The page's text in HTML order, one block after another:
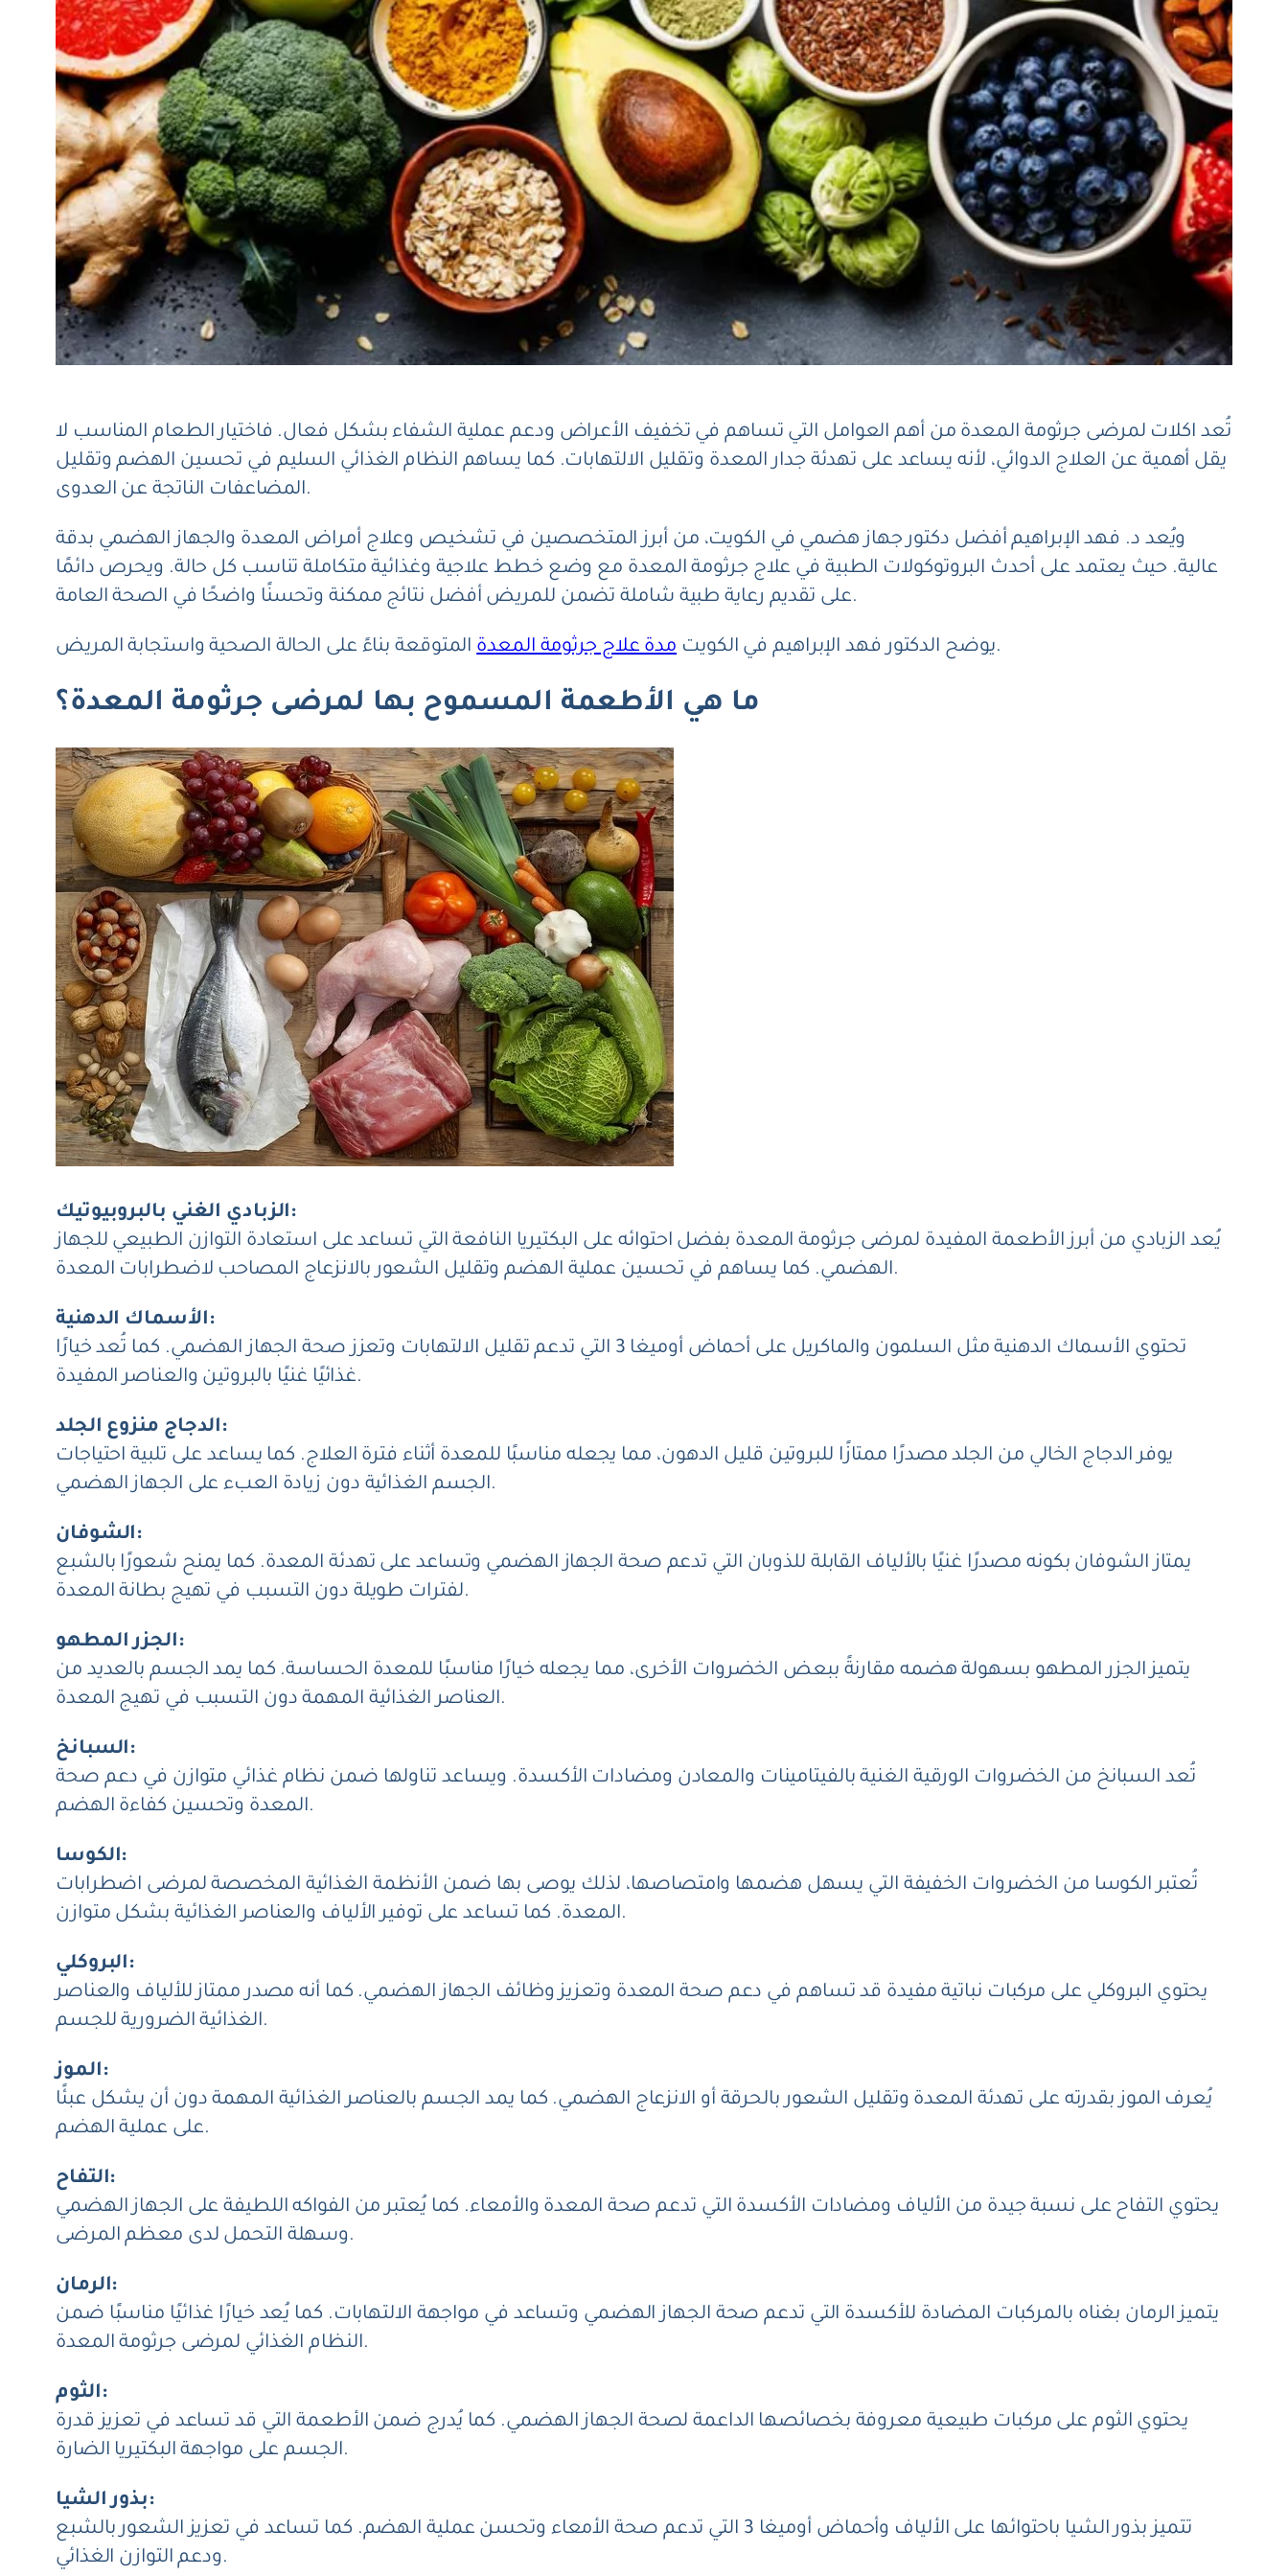
تُعد اكلات لمرضى جرثومة المعدة​ من أهم العوامل التي تساهم في تخفيف الأعراض ودعم عملية الشفاء بشكل فعال. فاختيار الطعام المناسب لا
يقل أهمية عن العلاج الدوائي، لأنه يساعد على تهدئة جدار المعدة وتقليل الالتهابات. كما يساهم النظام الغذائي السليم في تحسين الهضم وتقليل
المضاعفات الناتجة عن العدوى.
ويُعد د. فهد الإبراهيم أفضل دكتور جهاز هضمي في الكويت، من أبرز المتخصصين في تشخيص وعلاج أمراض المعدة والجهاز الهضمي بدقة
عالية. حيث يعتمد على أحدث البروتوكولات الطبية في علاج جرثومة المعدة مع وضع خطط علاجية وغذائية متكاملة تناسب كل حالة. ويحرص دائمًا
على تقديم رعاية طبية شاملة تضمن للمريض أفضل نتائج ممكنة وتحسنًا واضحًا في الصحة العامة.
يوضح الدكتور فهد الإبراهيم في الكويتمدة علاج جرثومة المعدة المتوقعة بناءً على الحالة الصحية واستجابة المريض.
ما هي الأطعمة المسموح بها لمرضى جرثومة المعدة؟
الزبادي الغني بالبروبيوتيك:
يُعد الزبادي من أبرز الأطعمة المفيدة لمرضى جرثومة المعدة بفضل احتوائه على البكتيريا النافعة التي تساعد على استعادة التوازن الطبيعي للجهاز
الهضمي. كما يساهم في تحسين عملية الهضم وتقليل الشعور بالانزعاج المصاحب لاضطرابات المعدة.
الأسماك الدهنية:
تحتوي الأسماك الدهنية مثل السلمون والماكريل على أحماض أوميغا 3 التي تدعم تقليل الالتهابات وتعزز صحة الجهاز الهضمي. كما تُعد خيارًا
غذائيًا غنيًا بالبروتين والعناصر المفيدة.
الدجاج منزوع الجلد:
يوفر الدجاج الخالي من الجلد مصدرًا ممتازًا للبروتين قليل الدهون، مما يجعله مناسبًا للمعدة أثناء فترة العلاج. كما يساعد على تلبية احتياجات
الجسم الغذائية دون زيادة العبء على الجهاز الهضمي.
الشوفان:
يمتاز الشوفان بكونه مصدرًا غنيًا بالألياف القابلة للذوبان التي تدعم صحة الجهاز الهضمي وتساعد على تهدئة المعدة. كما يمنح شعورًا بالشبع
لفترات طويلة دون التسبب في تهيج بطانة المعدة.
الجزر المطهو:
يتميز الجزر المطهو بسهولة هضمه مقارنةً ببعض الخضروات الأخرى، مما يجعله خيارًا مناسبًا للمعدة الحساسة. كما يمد الجسم بالعديد من
العناصر الغذائية المهمة دون التسبب في تهيج المعدة.
السبانخ:
تُعد السبانخ من الخضروات الورقية الغنية بالفيتامينات والمعادن ومضادات الأكسدة. ويساعد تناولها ضمن نظام غذائي متوازن في دعم صحة
المعدة وتحسين كفاءة الهضم.
الكوسا:
تُعتبر الكوسا من الخضروات الخفيفة التي يسهل هضمها وامتصاصها، لذلك يوصى بها ضمن الأنظمة الغذائية المخصصة لمرضى اضطرابات
المعدة. كما تساعد على توفير الألياف والعناصر الغذائية بشكل متوازن.
البروكلي:
يحتوي البروكلي على مركبات نباتية مفيدة قد تساهم في دعم صحة المعدة وتعزيز وظائف الجهاز الهضمي. كما أنه مصدر ممتاز للألياف والعناصر
الغذائية الضرورية للجسم.
الموز:
يُعرف الموز بقدرته على تهدئة المعدة وتقليل الشعور بالحرقة أو الانزعاج الهضمي. كما يمد الجسم بالعناصر الغذائية المهمة دون أن يشكل عبئًا
على عملية الهضم.
التفاح:
يحتوي التفاح على نسبة جيدة من الألياف ومضادات الأكسدة التي تدعم صحة المعدة والأمعاء. كما يُعتبر من الفواكه اللطيفة على الجهاز الهضمي
وسهلة التحمل لدى معظم المرضى.
الرمان:
يتميز الرمان بغناه بالمركبات المضادة للأكسدة التي تدعم صحة الجهاز الهضمي وتساعد في مواجهة الالتهابات. كما يُعد خيارًا غذائيًا مناسبًا ضمن
النظام الغذائي لمرضى جرثومة المعدة.
الثوم:
يحتوي الثوم على مركبات طبيعية معروفة بخصائصها الداعمة لصحة الجهاز الهضمي. كما يُدرج ضمن الأطعمة التي قد تساعد في تعزيز قدرة
الجسم على مواجهة البكتيريا الضارة.
بذور الشيا:
تتميز بذور الشيا باحتوائها على الألياف وأحماض أوميغا 3 التي تدعم صحة الأمعاء وتحسن عملية الهضم. كما تساعد في تعزيز الشعور بالشبع
ودعم التوازن الغذائي.